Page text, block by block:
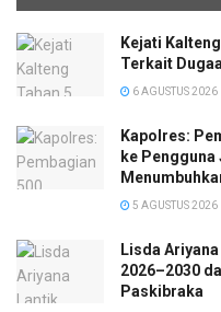
Kejati
Terkait
6 AGUSTUS 2026
Kapolres:
ke Pengguna
5 AGUSTUS 2026
Lisda
2026–2030
Paskibraka